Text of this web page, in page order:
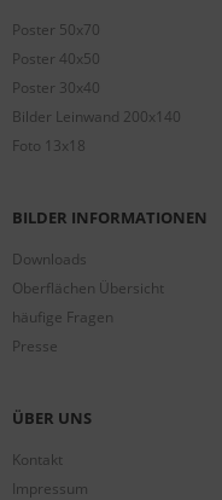
Poster 50x70
Poster 40x50
Poster 30x40
Bilder Leinwand 200x140
Foto 13x18
BILDER INFORMATIONEN
Downloads
Oberflächen Übersicht
häufige Fragen
Presse
ÜBER UNS
Kontakt
Impressum